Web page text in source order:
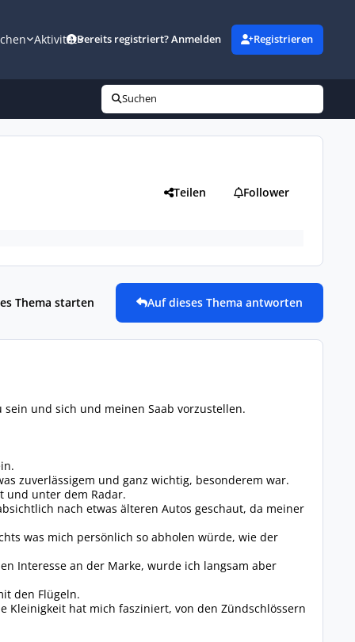
AktivitätBereits registriert? Anmelden Registrieren
Suchen
Teilen Follower
Thema starten Auf dieses Thema antworten
und sich und meinen Saab vorzustellen.
zuverlässigem und ganz wichtig, besonderem war.
und unter dem Radar.
nach etwas älteren Autos geschaut, da meiner
was mich persönlich so abholen würde, wie der
Interesse an der Marke, wurde ich langsam aber
den Flügeln.
Kleinigkeit hat mich fasziniert, von den Zündschlössern